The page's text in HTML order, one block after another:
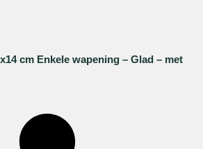
cm Enkele wapening – Glad – met